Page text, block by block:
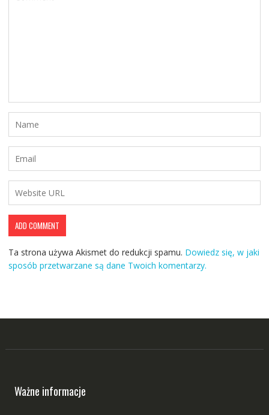
Ta strona używa Akismet do redukcji spamu. Dowiedz się, w jaki
sposób przetwarzane są dane Twoich komentarzy.
Ważne informacje